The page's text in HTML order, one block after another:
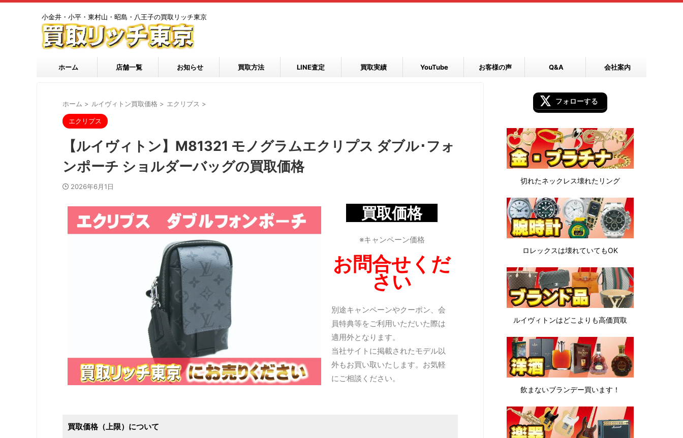
小金井・小平・東村山・昭島・八王子の買取リッチ東京
ホーム 店舗一覧 お知らせ 買取方法 LINE査定 買取実績 YouTube お客様の声 Q&A 会社案内
ホーム > ルイヴィトン買取価格 > エクリプス >
エクリプス
【ルイヴィトン】M81321 モノグラムエクリプス ダブル･フォ
ンポーチ ショルダーバッグの買取価格
2026年6月1日
買取価格
※キャンペーン価格
お問合せくだ
さい
別途キャンペーンやクーポン、会
員特典等をご利用いただいた際は
適用外となります。
当社サイトに掲載されたモデル以
外もお買い取いたします。お気軽
にご相談ください。
買取価格（上限）について
フォローする
切れたネックレス壊れたリング
ロレックスは壊れていてもOK
ルイヴィトンはどこよりも高価買取
飲まないブランデー買います！